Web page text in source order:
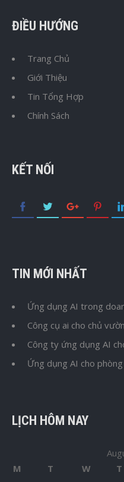
ĐIỀU HƯỚNG
Trang Chủ
Giới Thiệu
Tin Tổng Hợp
Chính Sách
KẾT NỐI
TIN MỚI NHẤT
Ứng dụng AI trong
Công cụ ai cho chủ
Công ty ứng dụng AI
Ứng dụng AI cho
LỊCH HÔM NAY
M
T W T